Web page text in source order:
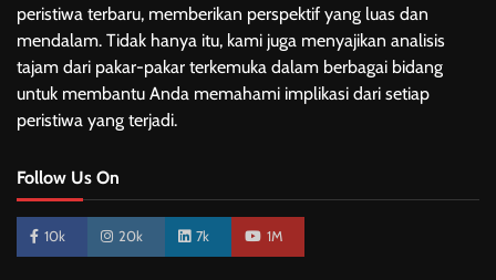
peristiwa terbaru, memberikan perspektif yang luas dan
mendalam. Tidak hanya itu, kami juga menyajikan analisis
tajam dari pakar-pakar terkemuka dalam berbagai bidang
untuk membantu Anda memahami implikasi dari setiap
peristiwa yang terjadi.
Follow Us On
10k 20k 7k 1M